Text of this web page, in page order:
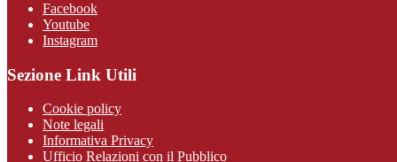
Facebook
Youtube
Instagram
Sezione Link Utili
Cookie policy
Note legali
Informativa Privacy
Ufficio Relazioni con il Pubblico